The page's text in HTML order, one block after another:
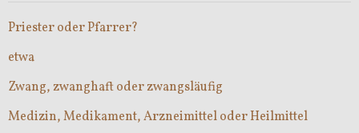
Priester oder Pfarrer?
etwa
Zwang, zwanghaft oder zwangsläufig
Medizin, Medikament, Arzneimittel oder Heilmittel